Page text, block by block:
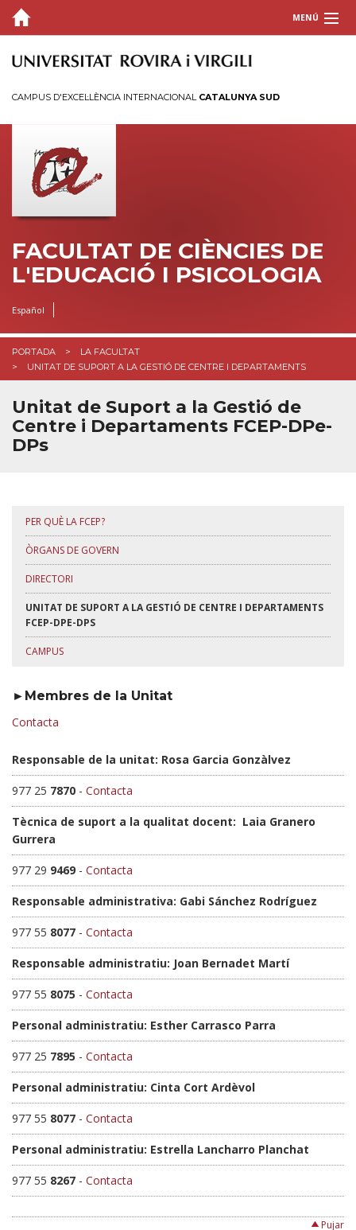
MENÚ
LA FACULTAT
Unitat de Suport a la Gestió de Centre i Departaments
Campus
Reserva d'espais
Pla d'enfortiment del català a la FCEP
ESTUDIS
INFORMACIÓ ACADÈMICA
QUALITAT
ESTUDIANTS
✉︎ BÚSTIA DE CONTACTE
CAMPUS D'EXCEL·LÈNCIA INTERNACIONAL CATALUNYA SUD
FACULTAT DE CIÈNCIES DE
L'EDUCACIÓ I PSICOLOGIA
Español
PORTADA
LA FACULTAT
UNITAT DE SUPORT A LA GESTIÓ DE CENTRE I DEPARTAMENTS
Unitat de Suport a la Gestió de
Centre i Departaments FCEP-DPe-
DPs
PER QUÈ LA FCEP?
ÒRGANS DE GOVERN
DIRECTORI
UNITAT DE SUPORT A LA GESTIÓ DE CENTRE I DEPARTAMENTS
FCEP-DPE-DPS
CAMPUS
►Membres de la Unitat
Contacta
Responsable de la unitat: Rosa Garcia Gonzàlvez
977 25 7870 - Contacta
Tècnica de suport a la qualitat docent: Laia Granero
Gurrera
977 29 9469 - Contacta
Responsable administrativa: Gabi Sánchez Rodríguez
977 55 8077 - Contacta
Responsable administratiu: Joan Bernadet Martí
977 55 8075 - Contacta
Personal administratiu: Esther Carrasco Parra
977 25 7895 - Contacta
Personal administratiu: Cinta Cort Ardèvol
977 55 8077 - Contacta
Personal administratiu: Estrella Lancharro Planchat
977 55 8267 - Contacta
Pujar